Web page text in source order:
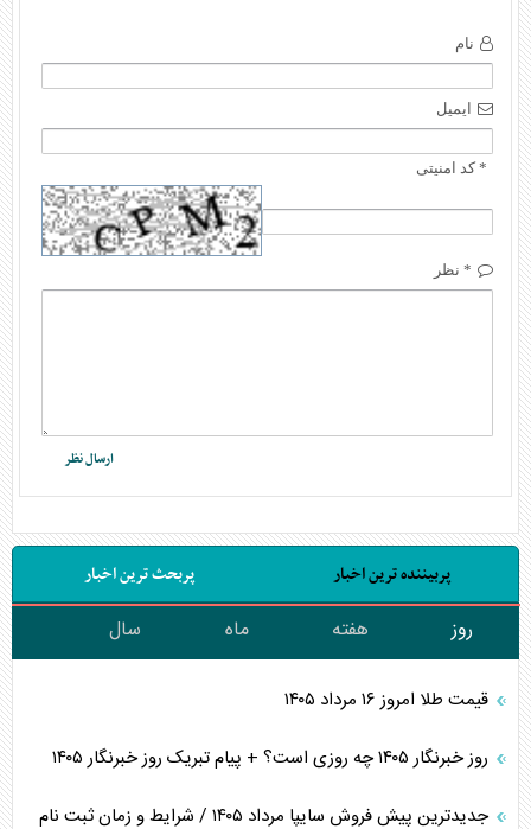
نام
ایمیل
* کد امنیتی
* نظر
پربیننده ترین اخبار پربحث ترین اخبار
روز هفته ماه سال
قیمت طلا امروز ۱۶ مرداد ۱۴۰۵
روز خبرنگار ۱۴۰۵ چه روزی است؟ + پیام تبریک روز خبرنگار ۱۴۰۵
جدیدترین پیش فروش سایپا مرداد ۱۴۰۵ / شرایط و زمان ثبت نام